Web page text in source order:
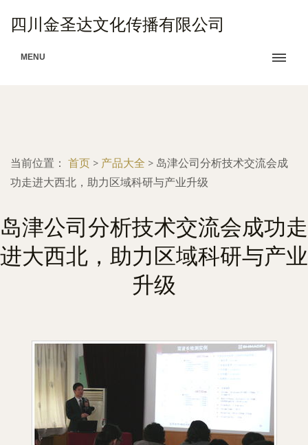
四川金圣达文化传播有限公司
MENU
当前位置： 首页 > 产品大全 > 岛津公司分析技术交流会成
功走进大西北，助力区域科研与产业升级
岛津公司分析技术交流会成功走
进大西北，助力区域科研与产业
升级